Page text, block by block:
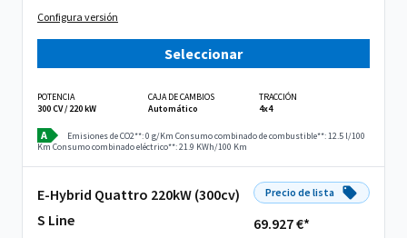
Configura versión
Seleccionar
POTENCIA
300 CV / 220 kW
CAJA DE CAMBIOS
Automático
TRACCIÓN
4x4
A Emisiones de CO2**: 0 g/Km Consumo combinado de combustible**: 12.5 l/100
KmConsumo combinado eléctrico**: 21.9 KWh/100 Km
E-Hybrid Quattro 220kW (300cv)
S Line
Precio de lista
69.927 €*